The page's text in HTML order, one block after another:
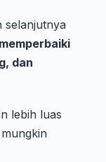
selanjutnya
dan
lebih luas